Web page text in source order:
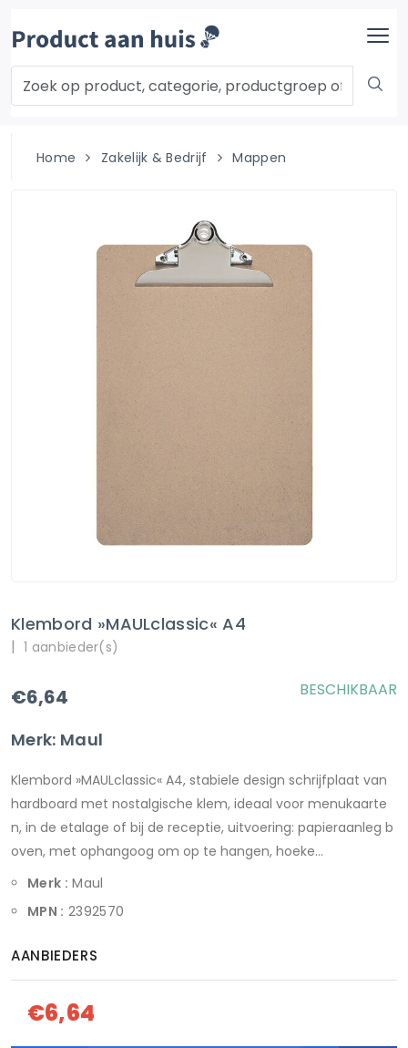
Home Zakelijk & Bedrijf Mappen
Klembord »MAULclassic« A4
| 1 aanbieder(s)
€6,64
Merk: Maul
BESCHIKBAAR
Klembord »MAULclassic« A4, stabiele design schrijfplaat van
hardboard met nostalgische klem, ideaal voor menukaarte
n, in de etalage of bij de receptie, uitvoering: papieraanleg b
oven, met ophangoog om op te hangen, hoeke...
Merk : Maul
MPN : 2392570
AANBIEDERS
€6,64